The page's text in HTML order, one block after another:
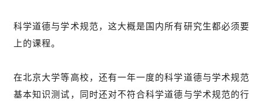
科学道德与学术规范，这大概是国内所有研究生都必须要
上的课程。
在北京大学等高校，还有一年一度的科学道德与学术规范
基本知识测试，同时还对不符合科学道德与学术规范的行